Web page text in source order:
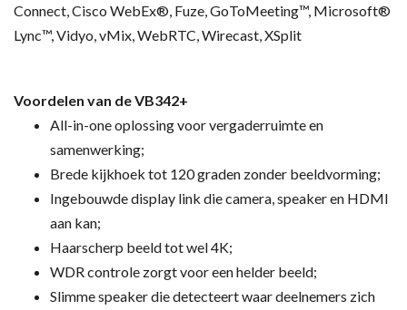
Connect, Cisco WebEx®, Fuze, GoToMeeting™, Microsoft®
Lync™, Vidyo, vMix, WebRTC, Wirecast, XSplit
Voordelen van de VB342+
All-in-one oplossing voor vergaderruimte en
samenwerking;
Brede kijkhoek tot 120 graden zonder beeldvorming;
Ingebouwde display link die camera, speaker en HDMI
aan kan;
Haarscherp beeld tot wel 4K;
WDR controle zorgt voor een helder beeld;
Slimme speaker die detecteert waar deelnemers zich